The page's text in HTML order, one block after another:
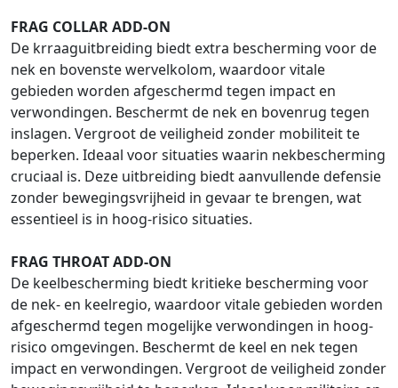
FRAG COLLAR ADD-ON
De krraaguitbreiding biedt extra bescherming voor de
nek en bovenste wervelkolom, waardoor vitale
gebieden worden afgeschermd tegen impact en
verwondingen. Beschermt de nek en bovenrug tegen
inslagen. Vergroot de veiligheid zonder mobiliteit te
beperken. Ideaal voor situaties waarin nekbescherming
cruciaal is. Deze uitbreiding biedt aanvullende defensie
zonder bewegingsvrijheid in gevaar te brengen, wat
essentieel is in hoog-risico situaties.
FRAG THROAT ADD-ON
De keelbescherming biedt kritieke bescherming voor
de nek- en keelregio, waardoor vitale gebieden worden
afgeschermd tegen mogelijke verwondingen in hoog-
risico omgevingen. Beschermt de keel en nek tegen
impact en verwondingen. Vergroot de veiligheid zonder